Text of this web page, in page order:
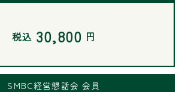
税込 30,800 円
SMBC経営懇話会 会員